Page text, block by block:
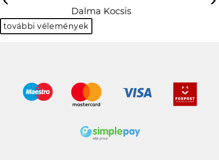
Krisztián Bulgur
Previous
további vélemények